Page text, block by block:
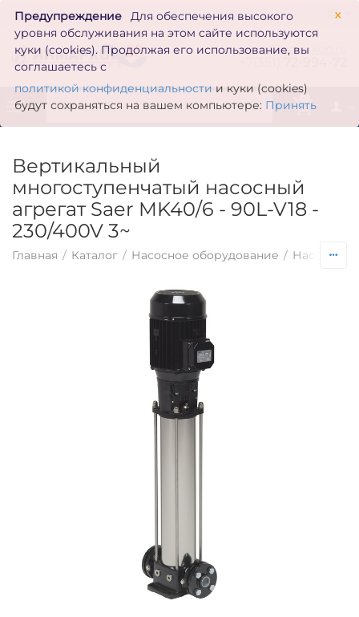
×
Предупреждение
Для обеспечения высокого
уровня обслуживания на этом сайте используются
куки (cookies). Продолжая его использование, вы
соглашаетесь с
политикой конфиденциальности и куки (cookies)
будут сохраняться на вашем компьютере: Принять
zakaz@inmarkon.ru
0
Вертикальный
многоступенчатый насосный
агрегат Saer MK40/6 - 90L-V18 -
230/400V 3~
Главная / Каталог / Насосное оборудование / Насосы по